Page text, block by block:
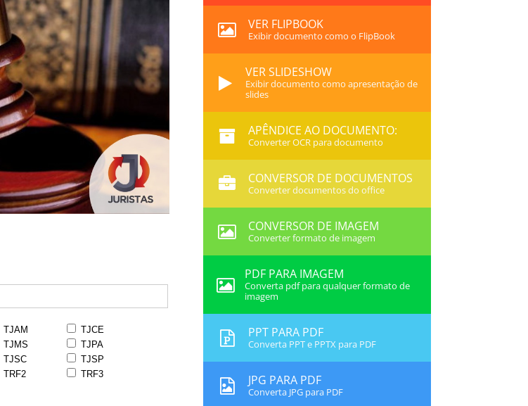
TJAM
TJCE
TJMS
TJPA
TJSC
TJSP
TRF2
TRF3
VER FLIPBOOK
Exibir documento como o FlipBook
VER SLIDESHOW
Exibir documento como apresentação de
slides
APÊNDICE AO DOCUMENTO:
Converter OCR para documento
CONVERSOR DE DOCUMENTOS
Converter documentos do office
CONVERSOR DE IMAGEM
Converter formato de imagem
PDF PARA IMAGEM
Converta pdf para qualquer formato de
imagem
PPT PARA PDF
Converta PPT e PPTX para PDF
JPG PARA PDF
Converta JPG para PDF